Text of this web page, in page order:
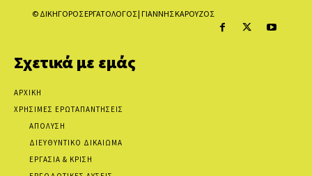
© ΔΙΚΗΓΟΡΟΣ ΕΡΓΑΤΟΛΟΓΟΣ | ΓΙΑΝΝΗΣ ΚΑΡΟΥΖΟΣ
Σχετικά με εμάς
ΑΡΧΙΚΗ
ΧΡΗΣΙΜΕΣ ΕΡΩΤΑΠΑΝΤΗΣΕΙΣ
ΑΠΟΛΥΣΗ
ΔΙΕΥΘΥΝΤΙΚΟ ΔΙΚΑΙΩΜΑ
ΕΡΓΑΣΙΑ & ΚΡΙΣΗ